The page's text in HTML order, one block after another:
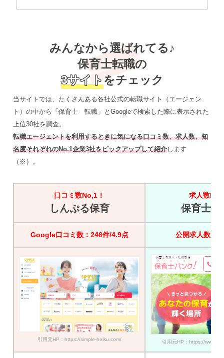
みんなから選ばれてる♪
保育士転職の
3サイト をチェック
当サイトでは、たくさんある各社公式の転職サイト（エージェン
ト）の中から「保育士 転職」とGoogleで検索した際に表示された
上位30社を調査。
転職エージェントを利用するときに気になる口コミ数、求人数、知
名度それぞれのNo.1企業3社をピックアップして紹介します
（※）。
口コミ数No,1！
しんぷる保育
求人数
保育士バ
Google口コミ数：246件/4.9点 公開求人数：
引用元HP：https://simple-hoiku.com/ 引用元HP：https://